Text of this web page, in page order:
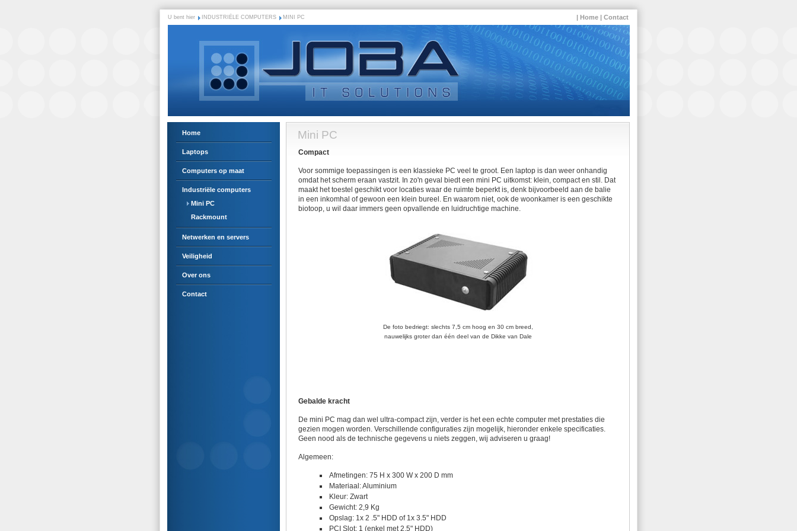
U bent hier INDUSTRIËLE COMPUTERS MINI PC | Home | Contact
Home
Laptops
Computers op maat
Industriële computers
Mini PC
Rackmount
Netwerken en servers
Veiligheid
Over ons
Contact
Mini PC
Compact
Voor sommige toepassingen is een klassieke PC veel te groot. Een laptop is dan weer onhandig
omdat het scherm eraan vastzit. In zo'n geval biedt een mini PC uitkomst: klein, compact en stil. Dat
maakt het toestel geschikt voor locaties waar de ruimte beperkt is, denk bijvoorbeeld aan de balie
in een inkomhal of gewoon een klein bureel. En waarom niet, ook de woonkamer is een geschikte
biotoop, u wil daar immers geen opvallende en luidruchtige machine.
De foto bedriegt: slechts 7,5 cm hoog en 30 cm breed,
nauwelijks groter dan één deel van de Dikke van Dale
Gebalde kracht
De mini PC mag dan wel ultra-compact zijn, verder is het een echte computer met prestaties die
gezien mogen worden. Verschillende configuraties zijn mogelijk, hieronder enkele specificaties.
Geen nood als de technische gegevens u niets zeggen, wij adviseren u graag!
Algemeen:
Afmetingen: 75 H x 300 W x 200 D mm
Materiaal: Aluminium
Kleur: Zwart
Gewicht: 2,9 Kg
Opslag: 1x 2 .5" HDD of 1x 3.5" HDD
PCI Slot: 1 (enkel met 2.5" HDD)